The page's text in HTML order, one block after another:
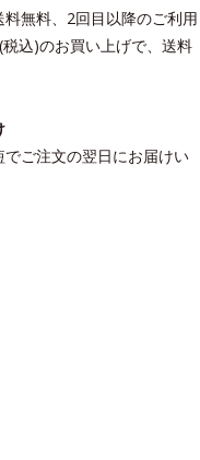
無料、2回目以降のご利用
込)のお買い上げで、送料
ご注文の翌日にお届けい